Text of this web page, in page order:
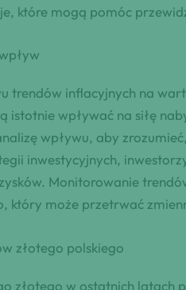
które mogą pomóc
trendów inflacyjnych na
istotnie wpływać na siłę
wpływu, aby
inwestycyjnych,
Monitorowanie
który może przetrwać
złotego polskiego
złotego w ostatnich latach